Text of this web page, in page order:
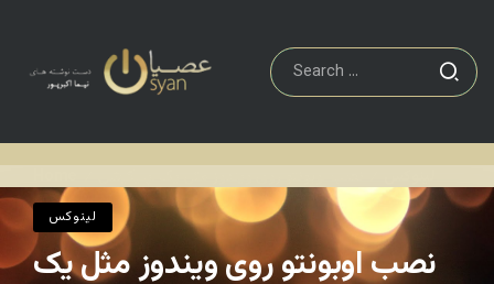
لینوکس
نصب اوبونتو روی ویندوز مثل یک